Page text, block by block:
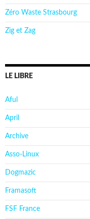
Zéro Waste Strasbourg
Zig et Zag
LE LIBRE
Aful
April
Archive
Asso-Linux
Dogmazic
Framasoft
FSF France